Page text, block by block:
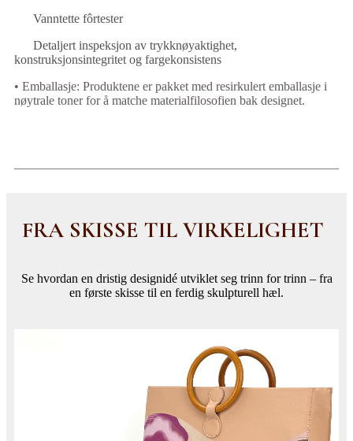
Vanntette fôrtester
Detaljert inspeksjon av trykknøyaktighet,
konstruksjonsintegritet og fargekonsistens
• Emballasje: Produktene er pakket med resirkulert emballasje i
nøytrale toner for å matche materialfilosofien bak designet.
FRA SKISSE TIL VIRKELIGHET
Se hvordan en dristig designidé utviklet seg trinn for trinn – fra
en første skisse til en ferdig skulpturell hæl.